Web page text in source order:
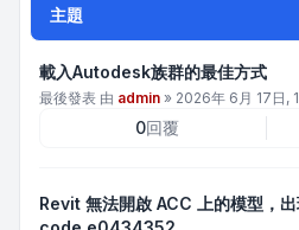
主題
載入Autodesk族群的最佳方式
最後發表 由 admin » 2026年 6月 17日,
0回覆
Revit 無法開啟 ACC 上的模型，